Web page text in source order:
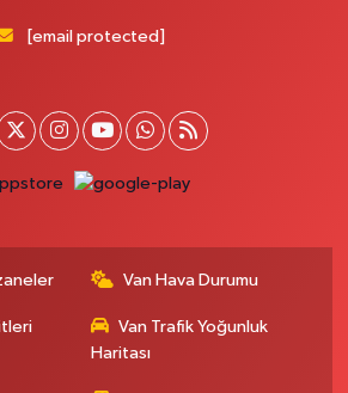
Yol Tarifi Al
Sk.No:93 3-4
Yol Tarifi Al
[email protected]
Van Hava Durumu
Van Trafik Yoğunluk
Haritası